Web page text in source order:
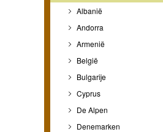
Albanië
Andorra
Armenië
België
Bulgarije
Cyprus
De Alpen
Denemarken